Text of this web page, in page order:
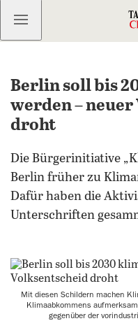
Kostenlos
Berlin soll bis
werden –
droht
Die Bürgerinitiative
Berlin früher zu
Dafür haben die
Unterschriften
Mit diesen Schildern machen
Klimaabkommens
gegenüber der